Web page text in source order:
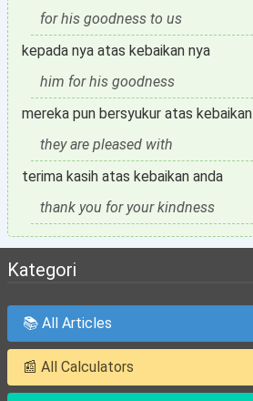
for his goodness to us
kepada nya atas kebaikan nya
him for his goodness
mereka pun bersyukur atas kebaikan
they are pleased with
terima kasih atas kebaikan anda
thank you for your kindness
Kategori
📚 All Articles
📰 All Calculators